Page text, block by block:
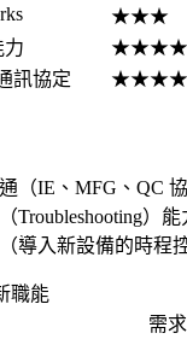
★★★
力
★★★★
訊協定
★★★★
（IE、MFG、QC 協
Troubleshooting）能
導入新設備的時程控
職能
需